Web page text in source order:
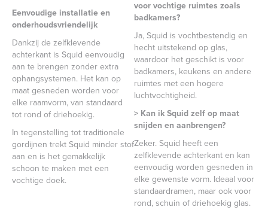
Eenvoudige installatie en
onderhoudsvriendelijk
Dankzij de zelfklevende
achterkant is Squid eenvoudig
aan te brengen zonder extra
ophangsystemen. Het kan op
maat gesneden worden voor
elke raamvorm, van standaard
tot rond of driehoekig.
In tegenstelling tot traditionele
gordijnen trekt Squid minder stof
aan en is het gemakkelijk
schoon te maken met een
vochtige doek.
voor vochtige ruimtes zoals
badkamers?
Ja, Squid is vochtbestendig en
hecht uitstekend op glas,
waardoor het geschikt is voor
badkamers, keukens en andere
ruimtes met een hogere
luchtvochtigheid.
> Kan ik Squid zelf op maat
snijden en aanbrengen?
Zeker. Squid heeft een
zelfklevende achterkant en kan
eenvoudig worden gesneden in
elke gewenste vorm. Ideaal voor
standaardramen, maar ook voor
rond, schuin of driehoekig glas.